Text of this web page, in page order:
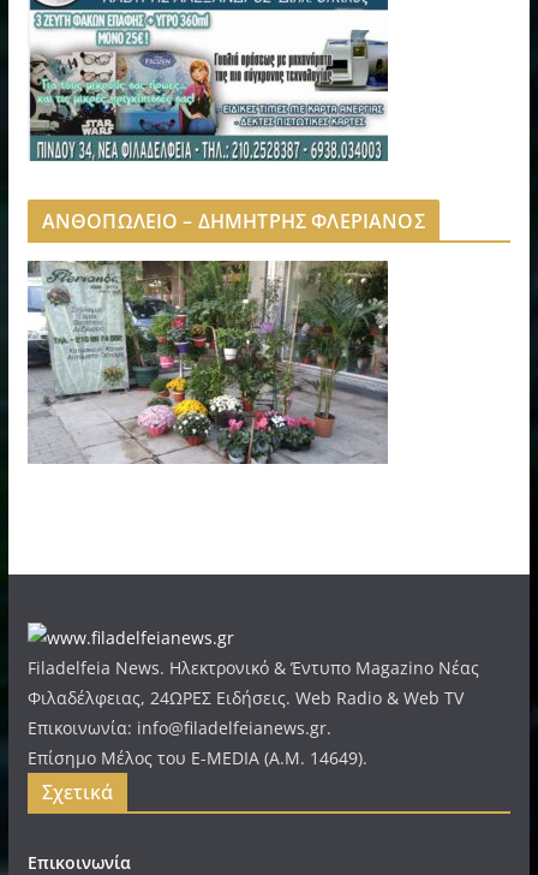
ΑΝΘΟΠΩΛΕΙΟ – ΔΗΜΗΤΡΗΣ ΦΛΕΡΙΑΝΟΣ
Filadelfeia News. Ηλεκτρονικό & Έντυπο Magazino Νέας
Φιλαδέλφειας, 24ΩΡΕΣ Ειδήσεις. Web Radio & Web TV
Επικοινωνία: info@filadelfeianews.gr.
Επίσημο Μέλος του E-MEDIA (A.M. 14649).
Σχετικά
Επικοινωνία